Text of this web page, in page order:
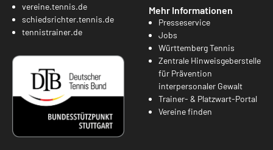
vereine.tennis.de
schiedsrichter.tennis.de
tennistrainer.de
Mehr Informationen
Presseservice
Jobs
Württemberg Tennis
Zentrale Hinweisgeberstelle
für Prävention
interpersonaler Gewalt
Trainer- & Platzwart-Portal
Vereine finden